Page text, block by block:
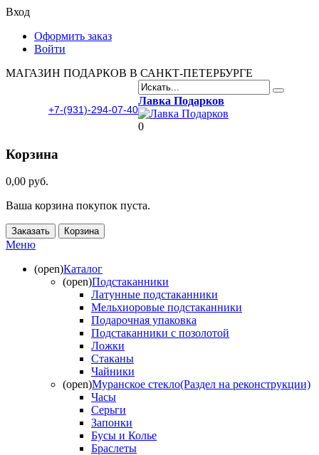
Вход
Оформить заказ
Войти
МАГАЗИН ПОДАРКОВ В САНКТ-ПЕТЕРБУРГЕ
+7-(931)-294-07-40
Лавка Подарков
0
Корзина
0,00 руб.
Ваша корзина покупок пуста.
Заказать Корзина
Меню
(open)Каталог
(open)Подстаканники
Латунные подстаканники
Мельхиоровые подстаканники
Подарочная упаковка
Подстаканники с позолотой
Ложки
Стаканы
Чайники
(open)Муранское стекло(Раздел на реконструкции)
Часы
Серьги
Запонки
Бусы и Колье
Браслеты